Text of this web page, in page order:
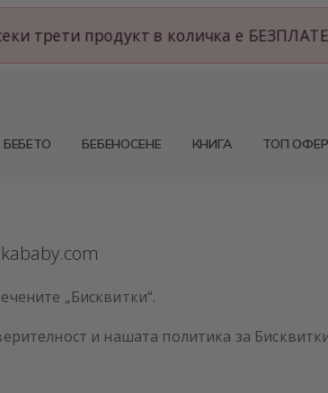
Всеки трети продукт в количка е
БЕБЕНОСЕНЕ КНИГА ТОП
„Бисквитки“.
и нашата политика за